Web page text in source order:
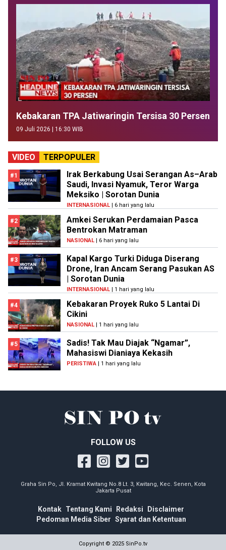
Kebakaran TPA Jatiwaringin Tersisa 30 Persen
09 Juli 2026 | 16:30 WIB
VIDEO TERPOPULER
#1
Irak Berkabung Usai Serangan As–Arab
Saudi, Invasi Nyamuk, Teror Warga
Meksiko | Sorotan Dunia
INTERNASIONAL | 6 hari yang lalu
#2
Amkei Serukan Perdamaian Pasca
Bentrokan Matraman
NASIONAL | 6 hari yang lalu
#3
Kapal Kargo Turki Diduga Diserang
Drone, Iran Ancam Serang Pasukan AS
| Sorotan Dunia
INTERNASIONAL | 1 hari yang lalu
#4
Kebakaran Proyek Ruko 5 Lantai Di
Cikini
NASIONAL | 1 hari yang lalu
#5
Sadis! Tak Mau Diajak “Ngamar”,
Mahasiswi Dianiaya Kekasih
PERISTIWA | 1 hari yang lalu
FOLLOW US
Graha Sin Po, Jl. Kramat Kwitang No.8 Lt. 3, Kwitang, Kec. Senen, Kota
Jakarta Pusat
Kontak Tentang Kami Redaksi
Disclaimer
Pedoman Media Siber Syarat dan Ketentuan
Copyright © 2025 SinPo.tv